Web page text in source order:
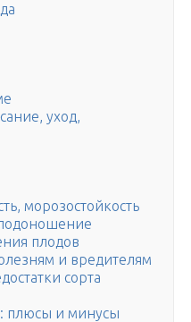
уход,
морозостойкость
плодов
и вредителям
сорта
плюсы и минусы